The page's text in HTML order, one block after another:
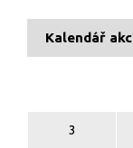
Kalendář
3